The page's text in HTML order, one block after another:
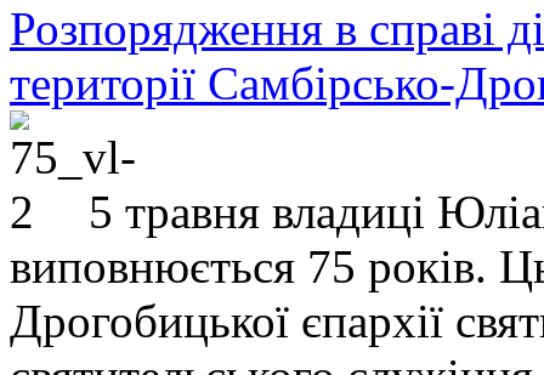
Розпорядження в справі
території Самбірсько-
5 травня владиці
виповнюється 75 років.
Дрогобицької єпархії